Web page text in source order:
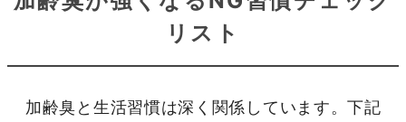
リスト
加齢臭と生活習慣は深く関係しています。下記